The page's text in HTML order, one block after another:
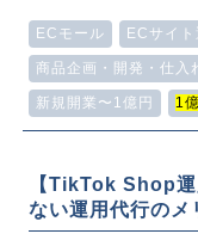
ECモール ECサイ
商品企画・開発・仕入
新規開業〜1億円 1
【TikTok Shop
ない運用代行のメ